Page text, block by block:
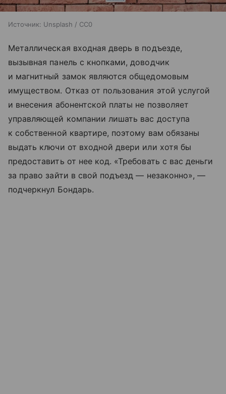
Источник: Unsplash / CC0
Металлическая входная дверь в подъезде,
вызывная панель с кнопками, доводчик
и магнитный замок являются общедомовым
имуществом. Отказ от пользования этой услугой
и внесения абонентской платы не позволяет
управляющей компании лишать вас доступа
к собственной квартире, поэтому вам обязаны
выдать ключи от входной двери или хотя бы
предоставить от нее код. «Требовать с вас деньги
за право зайти в свой подъезд — незаконно», —
подчеркнул Бондарь.